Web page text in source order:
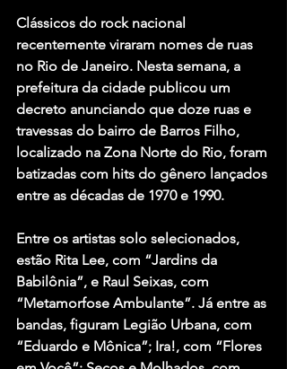
Clássicos do rock nacional
recentemente viraram nomes de ruas
no Rio de Janeiro. Nesta semana, a
prefeitura da cidade publicou um
decreto anunciando que doze ruas e
travessas do bairro de Barros Filho,
localizado na Zona Norte do Rio, foram
batizadas com hits do gênero lançados
entre as décadas de 1970 e 1990.
Entre os artistas solo selecionados,
estão Rita Lee, com “Jardins da
Babilônia”, e Raul Seixas, com
“Metamorfose Ambulante”. Já entre as
bandas, figuram Legião Urbana, com
“Eduardo e Mônica”; Ira!, com “Flores